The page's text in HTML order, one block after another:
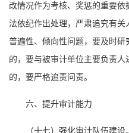
改情况作为考核、奖惩的重要
法依纪作出处理，严肃追究有关
普遍性、倾向性问题，要及时
的，要与被审计单位主要负责
的，要严格追责问责。
六、提升审计能力
（十七）强化审计队伍建